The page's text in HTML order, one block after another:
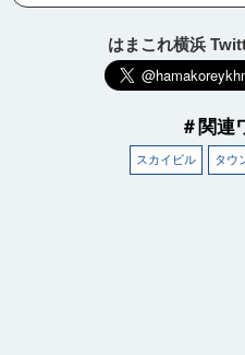
はまこれ横浜
＃関連
スカイビル タウ